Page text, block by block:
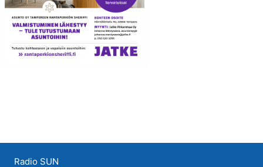
Radio SUN